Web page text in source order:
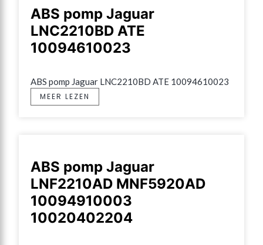
ABS pomp Jaguar
LNC2210BD ATE
10094610023
ABS pomp Jaguar LNC2210BD ATE 10094610023
MEER LEZEN
ABS pomp Jaguar
LNF2210AD MNF5920AD
10094910003
10020402204